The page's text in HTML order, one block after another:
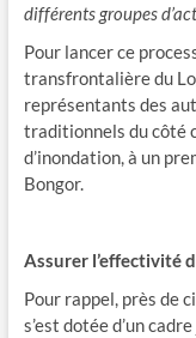
différents groupes
Pour lancer ce
transfrontalière du
représentants des
traditionnels du côté
d’inondation, à un
Bongor.
Assurer l’effectivité
Pour rappel, près de
s’est dotée d’un